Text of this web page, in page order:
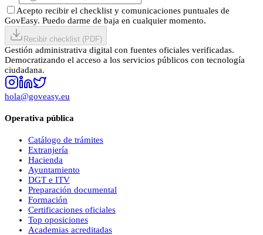
Acepto recibir el checklist y comunicaciones puntuales de
GovEasy. Puedo darme de baja en cualquier momento.
Recibir checklist (PDF)
Gestión administrativa digital con fuentes oficiales verificadas.
Democratizando el acceso a los servicios públicos con tecnología
ciudadana.
hola@goveasy.eu
Operativa pública
Catálogo de trámites
Extranjería
Hacienda
Ayuntamiento
DGT e ITV
Preparación documental
Formación
Certificaciones oficiales
Top oposiciones
Academias acreditadas